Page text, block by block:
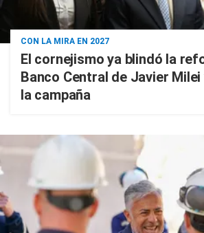
CON LA MIRA EN 2027
El cornejismo ya blindó la
Banco Central de Javier
la campaña